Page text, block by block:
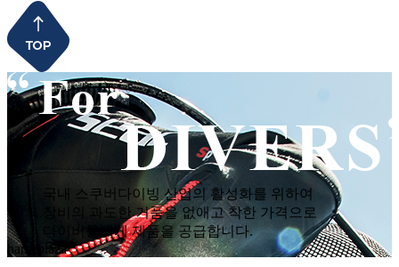
국내 스쿠버다이빙 산업의 활성화를 위하여
장비의 과도한 거품을 없애고 착한 가격으로
다이버들에게 제품을 공급합니다.
hana plaza